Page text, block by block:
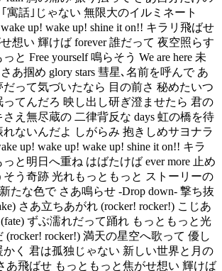
寓話｣じゃない 無限大のイルミネート
up! wake up! shine it on!! キラリ飛ばせ
想い 輝けば forever 誰だって 夜空照らす
と Free yourself 鳴らそう We are here 未
あ掴め glory stars 彗星､名前を呼んで あ
って気づいたなら 目の前さ 秘めたいつ
てんだろ 映し出し研ぎ澄ませたら 君の
さえ無尽蔵の 二律背反な days 虹の橋を待
れないんだよ しがらみ 抱きしめサヨナラ
up! wake up! wake up! shine it on!! キラ
と明日へ重ね はばたけば ever more 止め
そう奇跡 光れもっともっと ストーリーの
たな色で さあ鳴らせ -Drop down- 撃ち抜
さあ立ちあがれ (rocker! rocker!) こじあ
ずぶ濡れだって踊れ もっともっと光
(rocker! rocker!) 満天の星空へ歌って 優し
かく 君は孤独じゃない 新しい世界と月の
あ飛ばせ もっともっと焦がせ想い 輝けば